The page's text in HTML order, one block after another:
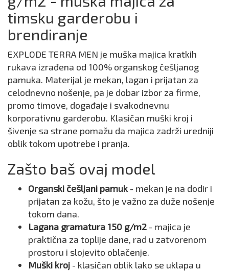
timsku garderobu i
brendiranje
EXPLODE TERRA MEN je muška majica kratkih
rukava izrađena od 100% organskog češljanog
pamuka. Materijal je mekan, lagan i prijatan za
celodnevno nošenje, pa je dobar izbor za firme,
promo timove, događaje i svakodnevnu
korporativnu garderobu. Klasičan muški kroj i
šivenje sa strane pomažu da majica zadrži uredniji
oblik tokom upotrebe i pranja.
Zašto baš ovaj model
Organski češljani pamuk - mekan je na dodir i
prijatan za kožu, što je važno za duže nošenje
tokom dana.
Lagana gramatura 150 g/m2 - majica je
praktična za toplije dane, rad u zatvorenom
prostoru i slojevito oblačenje.
Muški kroj - klasičan oblik lako se uklapa u